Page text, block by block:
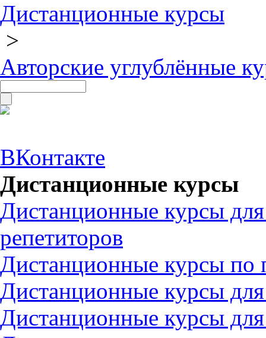
Дистанционные курсы
>
Авторские углублённые
ВКонтакте
Дистанционные курсы
Дистанционные курсы
репетиторов
Дистанционные курсы по
Дистанционные курсы
Дистанционные курсы